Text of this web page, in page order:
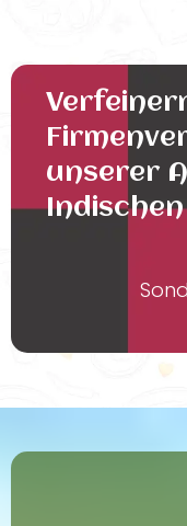
unserer
Indischen